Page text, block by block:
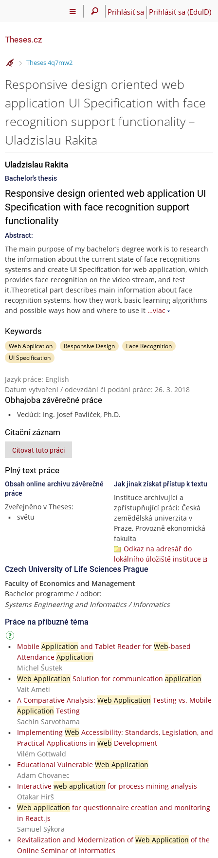
Prihlásiť sa Prihlásiť sa (EduID)
Theses.cz
>
Theses 4q7mw2
Responsive design oriented web
application UI Specification with face
recognition support functionality –
Uladzislau Rakita
Uladzislau Rakita
Bachelor's thesis
Responsive design oriented web application UI
Specification with face recognition support
functionality
Abstract:
The main purpose of my bachelor’s degree work is to research
the information about the current state of face recognitions
systems and create UI Specification for web application, which
provides face recognition on the video stream, and test
it.Theoretical part describes main information about face
recognition systems, how they work, basic learning algorithms
and possible ways how and where to use it …viac
Keywords
Web Application Responsive Design
Face Recognition
UI Specification
Jazyk práce: English
Datum vytvoření / odevzdání či podání práce: 26. 3. 2018
Obhajoba závěrečné práce
Vedúci: Ing. Josef Pavlíček, Ph.D.
Citační záznam
Citovat tuto práci
Plný text práce
Obsah online archivu závěrečné
práce
Zveřejněno v Theses:
světu
Jak jinak získat přístup k textu
Instituce archivující a
zpřístupňující práci: Česká
zemědělská univerzita v
Praze, Provozně ekonomická
fakulta
Odkaz na adresář do
lokálního úložiště instituce
Czech University of Life Sciences Prague
Faculty of Economics and Management
Bachelor programme / odbor:
Systems Engineering and Informatics / Informatics
Práce na příbuzné téma
Mobile Application and Tablet Reader for Web-based
Attendance Application
Michel Šustek
Web Application Solution for communication application
Vait Ameti
A Comparative Analysis: Web Application Testing vs. Mobile
Application Testing
Sachin Sarvothama
Implementing Web Accessibility: Standards, Legislation, and
Practical Applications in Web Development
Vilém Gottwald
Educational Vulnerable Web Application
Adam Chovanec
Interactive web application for process mining analysis
Otakar Hirš
Web application for questionnaire creation and monitoring
in React.js
Samuel Sýkora
Revitalization and Modernization ofWeb Application of the
Online Seminar of Informatics